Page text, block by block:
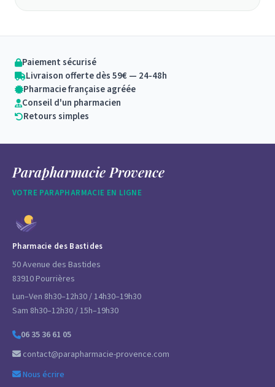
Paiement sécurisé
Livraison offerte dès 59€ — 24-48h
Pharmacie française agréée
Conseil d'un pharmacien
Retours simples
Parapharmacie Provence
VOTRE PARAPHARMACIE EN LIGNE
Pharmacie des Bastides
50 Avenue des Bastides
83910 Pourrières
Lun–Ven 8h30–12h30 / 14h30–19h30
Sam 8h30–12h30 / 15h–19h30
06 35 36 61 05
contact@parapharmacie-provence.com
Nous écrire